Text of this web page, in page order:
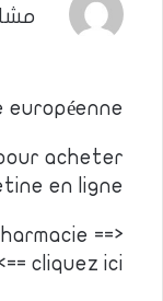
européenne
acheter
en ligne
==>
cliquez ici